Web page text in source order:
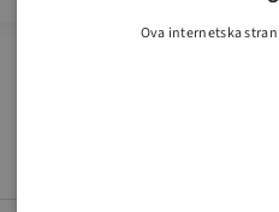
Ova internetska